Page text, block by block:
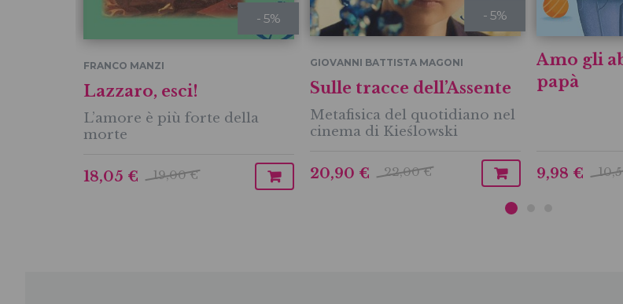
- 5%
FRANCO MANZI
Lazzaro, esci!
L’amore è più forte della
morte
19,00 €
18,05 €
- 5%
GIOVANNI BATTISTA MAGONI
Sulle tracce dell’Assente
Metafisica del quotidiano nel
cinema di Kieślowski
22,00 €
20,90 €
Amo gli
papà
9,98 €